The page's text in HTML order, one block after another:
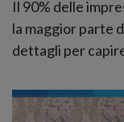
Il 90% delle
la maggior parte
dettagli per